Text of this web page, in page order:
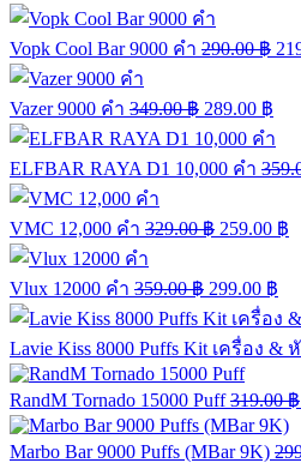
Vopk Cool Bar 9000 คำ 290.00฿
Vazer 9000 คำ 349.00฿ 289.00 ฿
ELFBAR RAYA D1 10,000 คำ
VMC 12,000 คำ 329.00฿ 259.00 ฿
Vlux 12000 คำ 359.00฿ 299.00 ฿
Lavie Kiss 8000 Puffs Kit เครื่อง &
RandM Tornado 15000 Puff 319.00฿
Marbo Bar 9000 Puffs (MBar 9K)